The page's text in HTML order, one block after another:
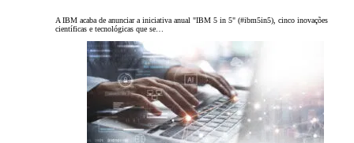
A IBM acaba de anunciar a iniciativa anual "IBM 5 in 5" (#ibm5in5), cinco inovações
científicas e tecnológicas que se…